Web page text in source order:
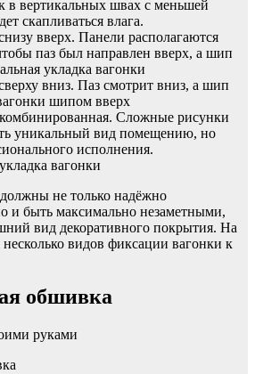
в вертикальных швах с меньшей
скапливаться влага.
вверх. Панели располагаются
паз был направлен вверх, а шип
вниз. Паз смотрит вниз, а шип
Сложные рисунки
уникальный вид помещению, но
исполнения.
не только надёжно
и быть максимально незаметными,
вид декоративного покрытия. На
видов фиксации вагонки к
обшивка